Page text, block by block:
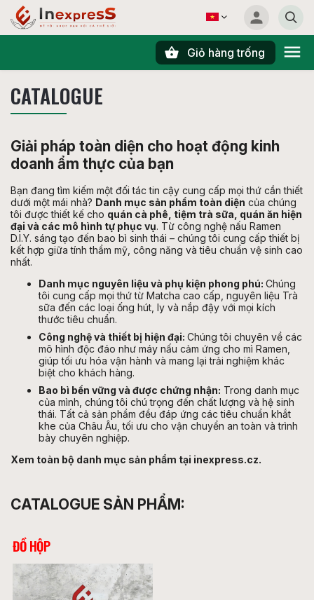
Giỏ hàng trống
CATALOGUE
Giải pháp toàn diện cho hoạt động kinh
doanh ẩm thực của bạn
Bạn đang tìm kiếm một đối tác tin cậy cung cấp mọi thứ cần thiết
dưới một mái nhà? Danh mục sản phẩm toàn diện của chúng
tôi được thiết kế cho quán cà phê, tiệm trà sữa, quán ăn hiện
đại và các mô hình tự phục vụ. Từ công nghệ nấu Ramen
D.I.Y. sáng tạo đến bao bì sinh thái – chúng tôi cung cấp thiết bị
kết hợp giữa tính thẩm mỹ, công năng và tiêu chuẩn vệ sinh cao
nhất.
Danh mục nguyên liệu và phụ kiện phong phú: Chúng
tôi cung cấp mọi thứ từ Matcha cao cấp, nguyên liệu Trà
sữa đến các loại ống hút, ly và nắp đậy với mọi kích
thước tiêu chuẩn.
Công nghệ và thiết bị hiện đại: Chúng tôi chuyên về các
mô hình độc đáo như máy nấu cảm ứng cho mì Ramen,
giúp tối ưu hóa vận hành và mang lại trải nghiệm khác
biệt cho khách hàng.
Bao bì bền vững và được chứng nhận: Trong danh mục
của mình, chúng tôi chú trọng đến chất lượng và hệ sinh
thái. Tất cả sản phẩm đều đáp ứng các tiêu chuẩn khắt
khe của Châu Âu, tối ưu cho vận chuyển an toàn và trình
bày chuyên nghiệp.
Xem toàn bộ danh mục sản phẩm tại inexpress.cz.
CATALOGUE SẢN PHẨM:
ĐỒ HỘP